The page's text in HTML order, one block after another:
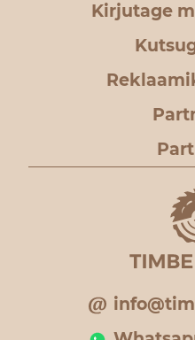
Kirjutage